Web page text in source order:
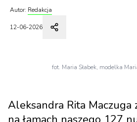
Autor: Redakcja
12-06-2026
fot. Maria Słabek, modelka
Aleksandra Rita Maczuga